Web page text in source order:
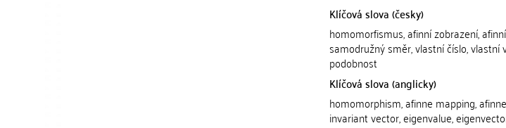
Klíčová slova (česky)
homomorfismus, afinní zobrazení,
samodružný směr, vlastní číslo,
podobnost
Klíčová slova (anglicky)
homomorphism, afinne mapping,
invariant vector, eigenvalue,